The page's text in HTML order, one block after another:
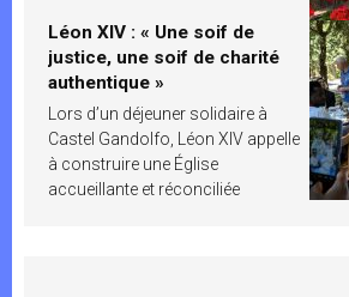
Léon XIV : « Une soif de
justice, une soif de charité
authentique »
Lors d’un déjeuner solidaire à
Castel Gandolfo, Léon XIV appelle
à construire une Église
accueillante et réconciliée